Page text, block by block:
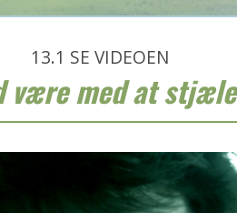
13.1 SE VIDEOEN
være med at stjæle